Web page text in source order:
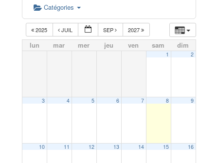
Catégories
2025 JUIL SEP 2027
lun mar mer jeu ven sam dim
1 2
3 4 5 6 7 8 9
10 11 12 13 14 15 16